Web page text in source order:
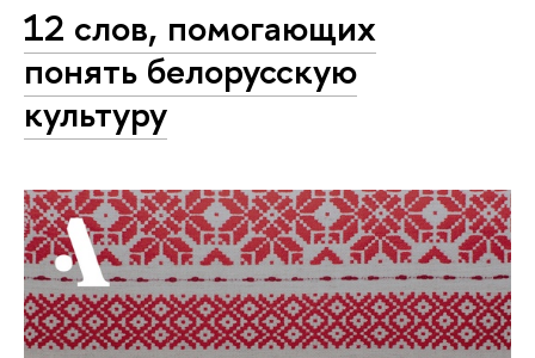
12 слов, помогающих
понять белорусскую
культуру